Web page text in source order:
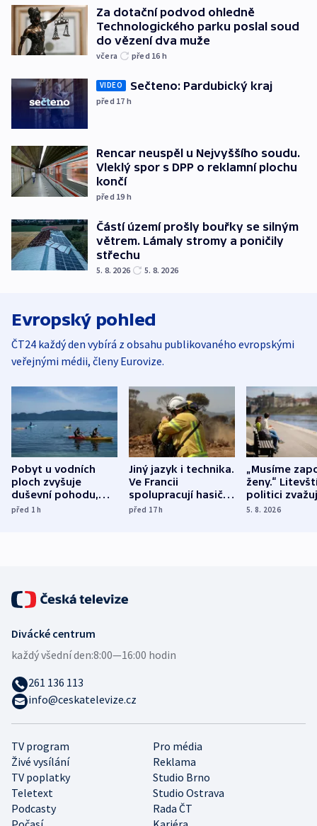
Za dotační podvod ohledně
Technologického parku poslal soud
do vězení dva muže
včera před 16 h
VIDEO Sečteno: Pardubický kraj
před 17 h
Rencar neuspěl u Nejvyššího soudu.
Vleklý spor s DPP o reklamní plochu
končí
před 19 h
Částí území prošly bouřky se silným
větrem. Lámaly stromy a poničily
střechu
5. 8. 2026 5. 8. 2026
Evropský pohled
ČT24 každý den vybírá z obsahu publikovaného evropskými
veřejnými médii, členy Eurovize.
Pobyt u vodních
ploch zvyšuje
duševní pohodu,
ukázala
před 1h
Jiný jazyk i technika.
Ve Francii
spolupracují hasiči z
různých zemí
před 17h
„Musíme
ženy.“
politici
dohodu o
5. 8. 2026
TV program
Pro média
Živé vysílání
Reklama
TV poplatky
Studio Brno
Teletext
Studio Ostrava
Podcasty
Rada ČT
Divácké centrum
každý všední den:8:00—16:00 hodin
261 136 113
info@ceskatelevize.cz